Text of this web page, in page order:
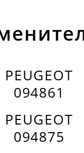
PEUGEOT
094861
PEUGEOT
094875